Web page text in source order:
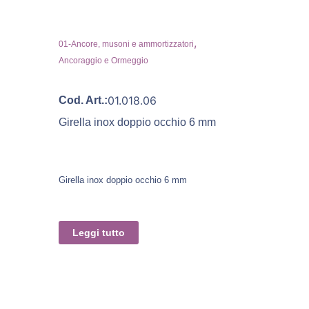
01-Ancore, musoni e ammortizzatori,
Ancoraggio e Ormeggio
Cod. Art.:01.018.06
Girella inox doppio occhio 6 mm
Girella inox doppio occhio 6 mm
Leggi tutto